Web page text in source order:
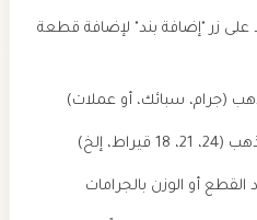
زر "إضافة بند" لإضافة قطعة
(جرام، سبائك، أو عملات)
قيراط، إلخ)
أو الوزن بالجرامات